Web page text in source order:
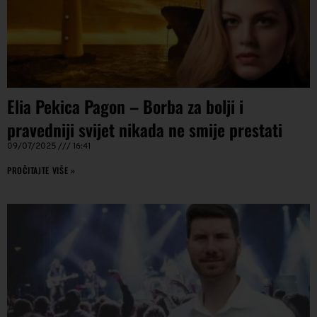
Elia Pekica Pagon – Borba za bolji i
pravedniji svijet nikada ne smije prestati
09/07/2025 16:41
PROČITAJTE VIŠE »